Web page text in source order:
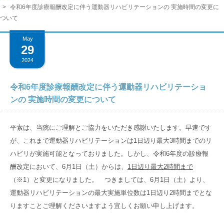
HOME
病院のご案内
病院のご案内
数字でわかる京都近衛リハ病院
医師紹介
フロアガイド
どんな入院生活を過ごすの？
入院のご案内
入院のご相談
入院から退院までの流れ
入院当日の持ち物
入院中の方へ
料金
入院環境
リハビリ治療法
大切な食事のこと
在宅サービス
訪問看護ステーション
居宅介護支援事業所
アクセス
グループ サイト
TOP令和6年度診療報酬改定に伴う運動器リハビリテーションの 実施時間の変更に
ついて
May
29
2024
令和6年度診療報酬改定に伴う運動器リハビリテーショ
ンの 実施時間の変更について
平素は、当院にご理解とご協力をいただき感謝いたします。早速です
が、これまで運動器リハビリテーションは1日辺り最大3時間までのリ
ハビリが実施可能となっておりました。しかし、令和6年度の診療報
酬改定において、6月1日（土）からは、 1 日辺り最大2時間まで
（※1）と変更になりました。 つきましては、6月1日（土）より、
運動器リハビリテーションの最大実施単位数は1日辺り2時間までとな
りますことご理解くださいますよう宜しくお願い申し上げます。